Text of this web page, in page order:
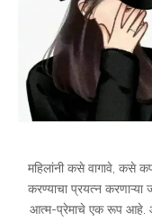
महिलांनी कसे वागावे, कसे
करण्याचा प्रयत्न
आत्म-प्रेमाचे एक रूप आहे.